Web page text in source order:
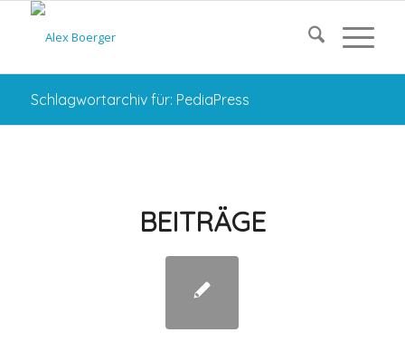
Schlagwortarchiv für: PediaPress
BEITRÄGE